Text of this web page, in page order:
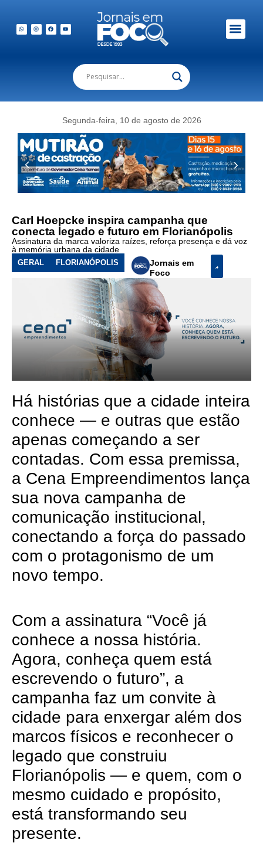
Segunda-feira, 10 de agosto de 2026
Carl Hoepcke inspira campanha que
conecta legado e futuro em Florianópolis
Assinatura da marca valoriza raízes, reforça presença e dá voz
à memória urbana da cidade
GERAL FLORIANÓPOLIS
Jornais em
Foco
Há histórias que a cidade inteira
conhece — e outras que estão
apenas começando a ser
contadas. Com essa premissa,
a Cena Empreendimentos lança
sua nova campanha de
comunicação institucional,
conectando a força do passado
com o protagonismo de um
novo tempo.
Com a assinatura “Você já
conhece a nossa história.
Agora, conheça quem está
escrevendo o futuro”, a
campanha faz um convite à
cidade para enxergar além dos
marcos físicos e reconhecer o
legado que construiu
Florianópolis — e quem, com o
mesmo cuidado e propósito,
está transformando seu
presente.